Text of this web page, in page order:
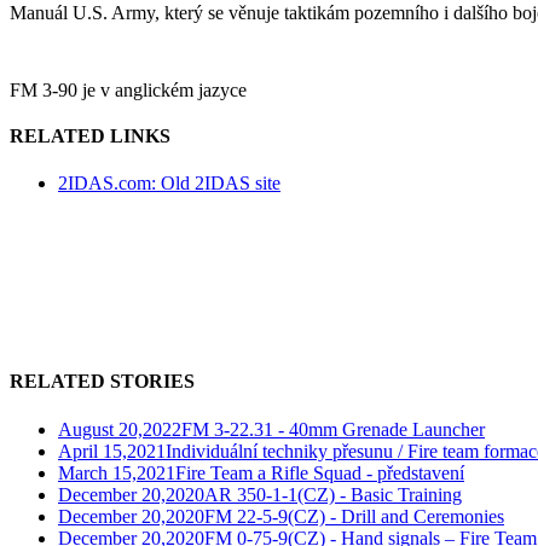
Manuál U.S. Army, který se věnuje taktikám pozemního i dalšího
FM 3-90 je v anglickém jazyce
RELATED LINKS
2IDAS.com: Old 2IDAS site
RELATED STORIES
August 20,2022FM 3-22.31 - 40mm Grenade Launcher
April 15,2021Individuální techniky přesunu / Fire team
March 15,2021Fire Team a Rifle Squad - představení
December 20,2020AR 350-1-1(CZ) - Basic Training
December 20,2020FM 22-5-9(CZ) - Drill and Ceremonies
December 20,2020FM 0-75-9(CZ) - Hand signals – Fire